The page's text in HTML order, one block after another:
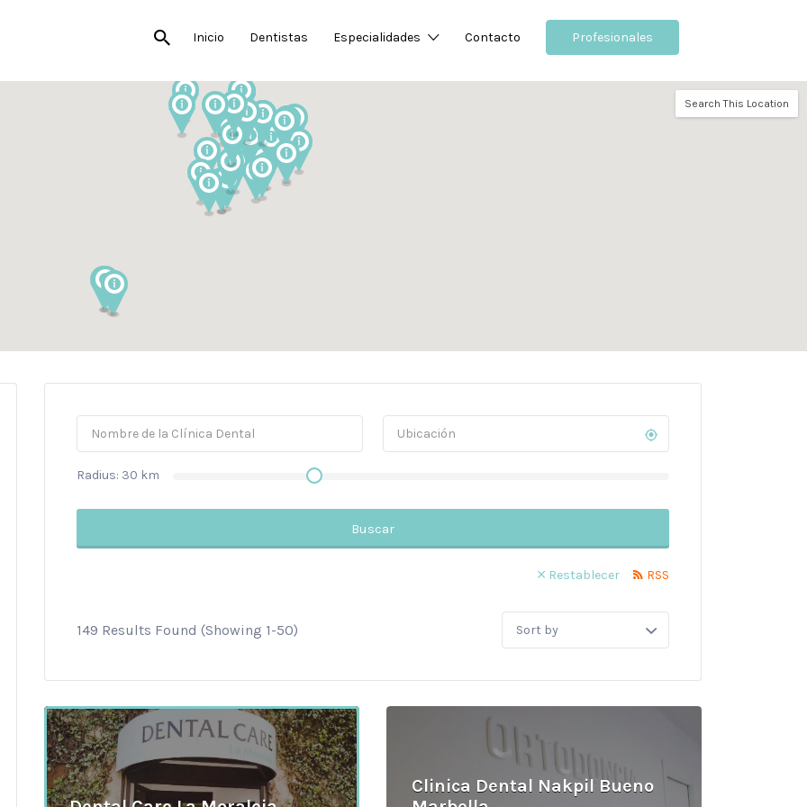
Inicio Dentistas Especialidades Contacto Profesionales
Search This Location
Radius: 30 km
Buscar
Restablecer RSS
149 Results Found (Showing 1-50)
Clinica Dental Nakpil Bueno